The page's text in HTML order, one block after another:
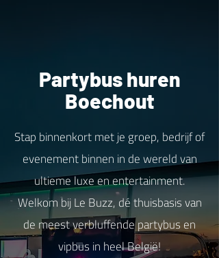
Partybus huren
Boechout
Stap binnenkort met je groep, bedrijf of
evenement binnen in de wereld van
ultieme luxe en entertainment.
Welkom bij Le Buzz, dé thuisbasis van
de meest verbluffende partybus en
vipbus in heel België!